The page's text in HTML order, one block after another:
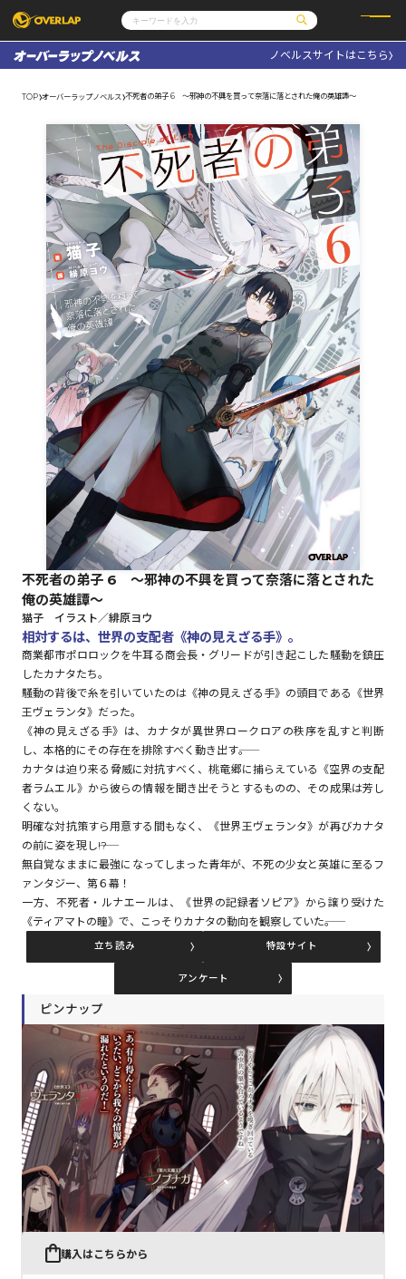
コミックガルド
コミッククリエ
文庫
ノベルス
その他
コミックエッセイ
ポケットモンスター
アニメ
ゲーム
通販・NEWS
OVERLAP STORE
オーバーラップ広報室
企業
会社概要
採用情報
アクセス
オーバーラップホールディングス
お問い合わせはこちら
オーバーラップ文庫
オーバーラップノベルス
オーバーラップノベルスf
ロサージュノベルス
コミックガルド
リキューレ
コミックパルフェ
コミックエッセイ
閉じる
ノベルスサイトはこちら
TOP オーバーラップノベルス 不死者の弟子 6 ～邪神の不興を買って奈落に落とされた俺の英雄譚～
不死者の弟子 6 ～邪神の不興を買って奈落に落とされた
俺の英雄譚～
猫子 イラスト／緋原ヨウ
相対するは、世界の支配者《神の見えざる手》。
商業都市ポロロックを牛耳る商会長・グリードが引き起こした騒動を鎮圧
したカナタたち。
騒動の背後で糸を引いていたのは《神の見えざる手》の頭目である《世界
王ヴェランタ》だった。
《神の見えざる手》は、カナタが異世界ロークロアの秩序を乱すと判断
し、本格的にその存在を排除すべく動き出す――。
カナタは迫り来る脅威に対抗すべく、桃竜郷に捕らえている《空界の支配
者ラムエル》から彼らの情報を聞き出そうとするものの、その成果は芳し
くない。
明確な対抗策すら用意する間もなく、《世界王ヴェランタ》が再びカナタ
の前に姿を現し――!?
無自覚なままに最強になってしまった青年が、不死の少女と英雄に至るフ
ァンタジー、第６幕！
一方、不死者・ルナエールは、《世界の記録者ソピア》から譲り受けた
《ティアマトの瞳》で、こっそりカナタの動向を観察していた――。
立ち読み 特設サイト
アンケート
ピンナップ
購入はこちらから